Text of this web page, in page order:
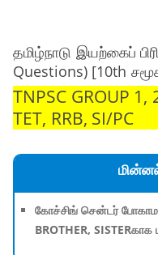
தமிழ்நாடு இயற்கைப்
Questions) [10th
TNPSC GROUP 1,
TET, RRB, SI/PC
கோச்சிங் சென்டர்
BROTHER, SISTERகாக